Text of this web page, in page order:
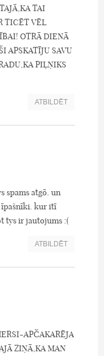
TAI
TICĒT VĒL
OTRĀ DIENĀ
APSKATĪJU SAVU
PIĻŅIKS
ATBILDĒT
spams atgō. un
īpašnīki. kur itī
tys ir jautojums :(
ATBILDĒT
APČAKARĒJA
ZIŅĀ,KA MAN